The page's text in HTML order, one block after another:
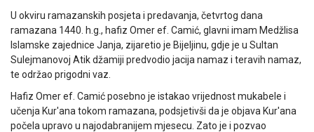
U okviru ramazanskih posjeta i predavanja, četvrtog dana
ramazana 1440. h.g., hafiz Omer ef. Camić, glavni imam Medžlisa
Islamske zajednice Janja, zijaretio je Bijeljinu, gdje je u Sultan
Sulejmanovoj Atik džamiji predvodio jacija namaz i teravih namaz,
te održao prigodni vaz.
Hafiz Omer ef. Camić posebno je istakao vrijednost mukabele i
učenja Kur'ana tokom ramazana, podsjetivši da je objava Kur'ana
počela upravo u najodabranijem mjesecu. Zato je i pozvao